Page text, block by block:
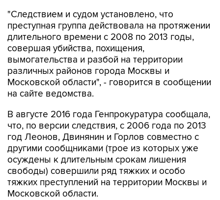
"Следствием и судом установлено, что
преступная группа действовала на протяжении
длительного времени с 2008 по 2013 годы,
совершая убийства, похищения,
вымогательства и разбой на территории
различных районов города Москвы и
Московской области", - говорится в сообщении
на сайте ведомства.
В августе 2016 года Генпрокуратура сообщала,
что, по версии следствия, с 2006 года по 2013
год Леонов, Двинянин и Горлов совместно с
другими сообщниками (трое из которых уже
осуждены к длительным срокам лишения
свободы) совершили ряд тяжких и особо
тяжких преступлений на территории Москвы и
Московской области.